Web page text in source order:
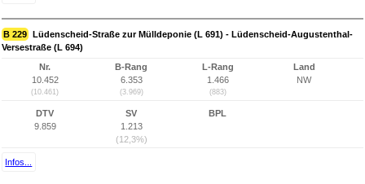
B 229 Lüdenscheid-Straße zur Mülldeponie (L 691) - Lüdenscheid-Augustenthal-
Versestraße (L 694)
Nr.
10.452
(10.461)
B-Rang
6.353
(3.969)
L-Rang
1.466
(883)
Land
NW
DTV
9.859
SV
1.213
(12,3%)
BPL
Infos...